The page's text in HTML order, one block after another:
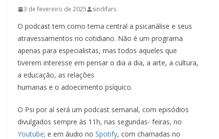
3 de fevereiro de 2025 sindifars
O podcast tem como tema central a psicanálise e seus
atravessamentos no cotidiano. Não é um programa
apenas para especialistas, mas todos aqueles que
tiverem interesse em pensar o dia a dia, a arte, a cultura,
a educação, as relações
humanas e o adoecimento psíquico.
O Psi por aí será um podcast semanal, com episódios
divulgados sempre às 11h, nas segundas- feiras, no
Youtube; e em áudio no Spotify, com chamadas no